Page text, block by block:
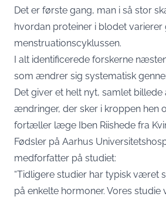
Det er første gang, man i så stor
hvordan proteiner i blodet varierer
menstruationscyklussen.
I alt identificerede forskerne
som ændrer sig systematisk
Det giver et helt nyt, samlet
ændringer, der sker i kroppen hen
fortæller læge Iben Riishede fra
Fødsler på Aarhus
medforfatter på studiet:
“Tidligere studier har typisk været
på enkelte hormoner. Vores studie